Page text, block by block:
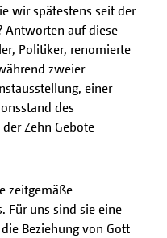
wir spätestens seit der
Antworten auf diese
Politiker, renomierte
zweier
einer
des
Zehn Gebote
zeitgemäße
Für uns sind sie eine
Beziehung von Gott